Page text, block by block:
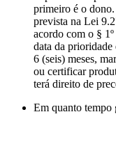
primeiro é o dono.
prevista na Lei
acordo com o §
data da prioridade
6 (seis) meses,
ou certificar
terá direito de
Em quanto tempo